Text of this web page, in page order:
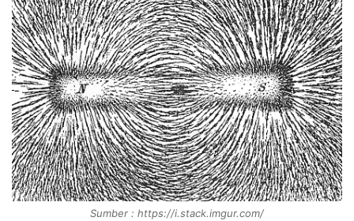
Sumber : https://i.stack.imgur.com/